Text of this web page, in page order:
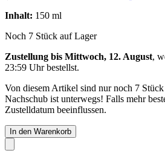
Inhalt: 150 ml
Noch 7 Stück auf Lager
Zustellung bis Mittwoch, 12. August,
23:59 Uhrbestellst.
Von diesem Artikel sind nur noch 7
Nachschub ist unterwegs! Falls mehr
Zustelldatum beeinflussen.
In den Warenkorb